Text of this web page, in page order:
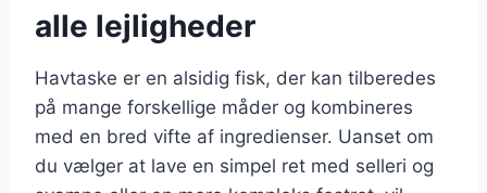
alle lejligheder
Havtaske er en alsidig fisk, der kan tilberedes
på mange forskellige måder og kombineres
med en bred vifte af ingredienser. Uanset om
du vælger at lave en simpel ret med selleri og